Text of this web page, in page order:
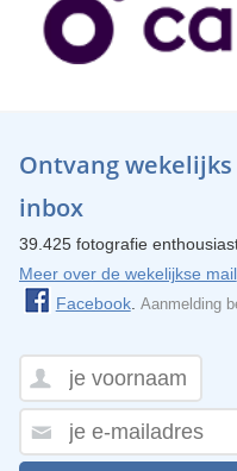
Ontvang
inbox
39.425 fotografie
Meer over de wekelijkse mail
Facebook. Aanmelding